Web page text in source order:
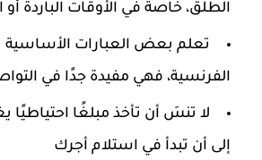
الطلق، خاصة في الأوقات الباردة
تعلم بعض العبارات الأساسية
الفرنسية، فهي مفيدة جدًا في
لا تنسَ أن تأخذ مبلغًا
إلى أن تبدأ في استلام أجرك